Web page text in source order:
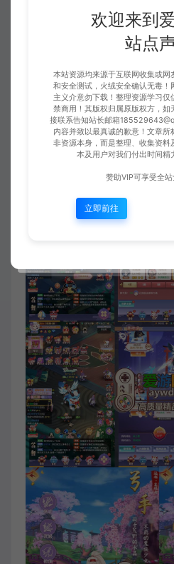
欢迎来到
站点
本站资源均来源于互联网收集或网
和安全测试，火绒安全确认无毒
主义介意勿下载！整理资源学习
禁商用！其版权归属原版权方，
接联系告知站长邮箱
内容并致以最真诚的歉意！文章所
非资源本身，而是整理、收集资
本及用户对我们付出时间精
赞助VIP可享受全站
立即前往